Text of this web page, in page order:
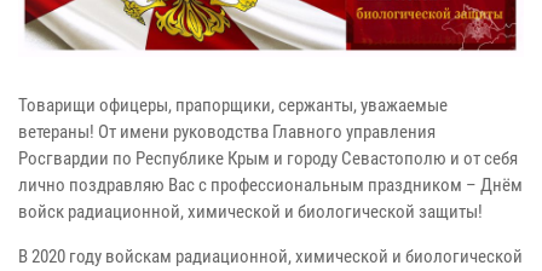
Товарищи офицеры, прапорщики, сержанты, уважаемые
ветераны! От имени руководства Главного управления
Росгвардии по Республике Крым и городу Севастополю и от себя
лично поздравляю Вас с профессиональным праздником – Днём
войск радиационной, химической и биологической защиты!
В 2020 году войскам радиационной, химической и биологической